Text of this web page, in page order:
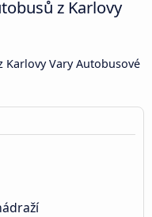
z Karlovy
Karlovy Vary Autobusové